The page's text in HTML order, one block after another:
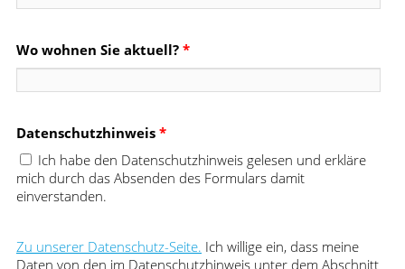
Wo wohnen Sie aktuell? *
Datenschutzhinweis *
Ich habe den Datenschutzhinweis gelesen und erkläre
mich durch das Absenden des Formulars damit
einverstanden.
Zu unserer Datenschutz-Seite. Ich willige ein, dass meine
Daten von den im Datenschutzhinweis unter dem Abschnitt